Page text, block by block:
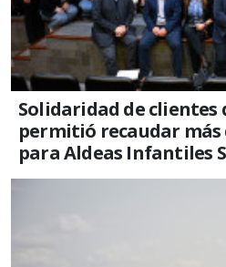
Solidaridad de clientes
permitió recaudar más
para Aldeas Infantiles